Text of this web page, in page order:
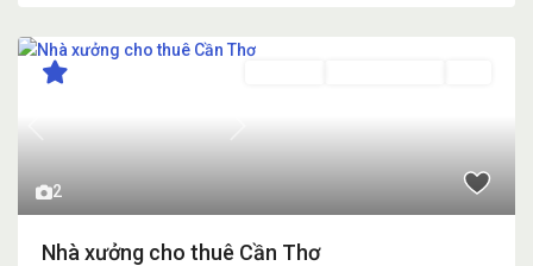
2
Previous Next
Nhà xưởng cho thuê Cần Thơ